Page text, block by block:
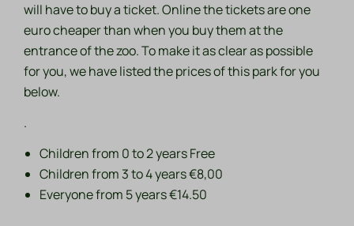
will have to buy a ticket. Online the tickets are one
euro cheaper than when you buy them at the
entrance of the zoo. To make it as clear as possible
for you, we have listed the prices of this park for you
below.
.
Children from 0 to 2 years Free
Children from 3 to 4 years €8,00
Everyone from 5 years €14.50